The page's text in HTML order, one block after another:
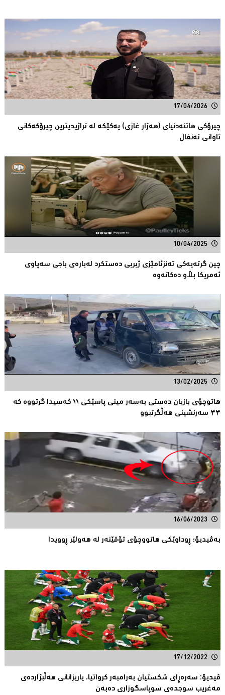
17/04/2026
چیرۆكی هاتنەدنیای (هەژار غازی) یەكێكە لە تراژیدیترین چیرۆكەكانی
تاوانى ئەنفال
10/04/2025
چین گرتەیەكی تەنزئامێزی ژیریی دەستكرد لەبارەی باجی سەپاوی
ئەمریكا بڵاو دەكاتەوە
13/02/2025
هاتوچۆی بازیان دەستی بەسەر مینی پاسێكی ١١ کەسیدا گرتووە کە
٣٣ سەرنشینی هەڵگرتبوو
16/06/2023
بەڤیدیۆ؛ ڕوداوێکی هاتووچۆی تۆقێنەر لە هەولێر ڕوویدا
17/12/2022
ڤیدیۆ: سەرەڕای شکستیان بەرامبەر کرواتیا، یاریزانانی هەڵبژاردەى
مەغریب سوجدەى سوپاسگوزاری دەبەن